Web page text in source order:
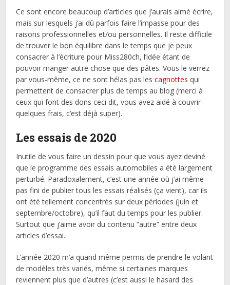
Ce sont encore beaucoup d’articles que j’aurais aimé écrire,
mais sur lesquels j’ai dû parfois faire l’impasse pour des
raisons professionnelles et/ou personnelles. Il reste difficile
de trouver le bon équilibre dans le temps que je peux
consacrer à l’écriture pour Miss280ch, l’idée étant de
pouvoir manger autre chose que des pâtes. Vous le verrez
par vous-même, ce ne sont hélas pas les cagnottes qui
permettent de consacrer plus de temps au blog (merci à
ceux qui font des dons ceci dit, vous avez aidé à couvrir
quelques frais, c’est déjà super).
Les essais de 2020
Inutile de vous faire un dessin pour que vous ayez deviné
que le programme des essais automobiles a été largement
perturbé. Paradoxalement, c’est une année où j’ai même
pas fini de publier tous les essais réalisés (ça vient), car ils
ont été tellement concentrés sur deux périodes (juin et
septembre/octobre), qu’il faut du temps pour les publier.
Surtout que j’aime avoir du contenu “autre” entre deux
articles d’essai.
L’année 2020 m’a quand même permis de prendre le volant
de modèles très variés, même si certaines marques
reviennent plus que d’autres (c’est aussi le hasard des